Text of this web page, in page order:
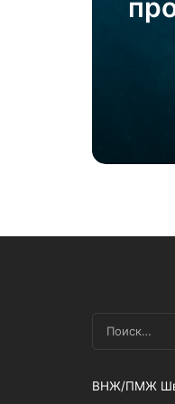
ВНЖ/ПМЖ